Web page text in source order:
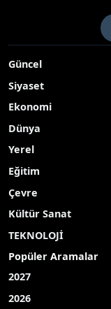
Güncel
Siyaset
Ekonomi
Dünya
Yerel
Eğitim
Çevre
Kültür Sanat
TEKNOLOJİ
Popüler Aramalar
2027
2026